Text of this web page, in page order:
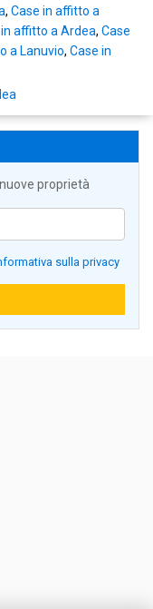
, Case in affitto a
affitto a Ardea, Case
a Lanuvio, Case in
proprietà
sulla privacy